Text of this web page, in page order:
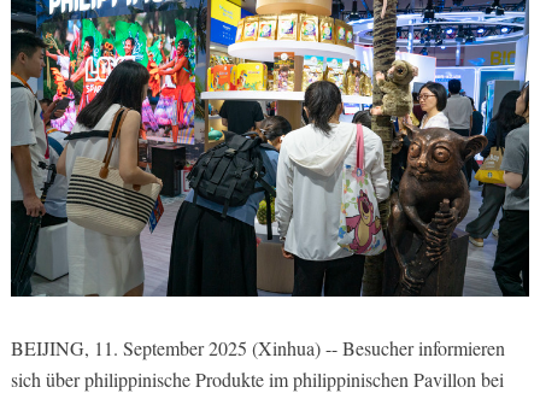
BEIJING, 11. September 2025 (Xinhua) -- Besucher informieren
sich über philippinische Produkte im philippinischen Pavillon bei